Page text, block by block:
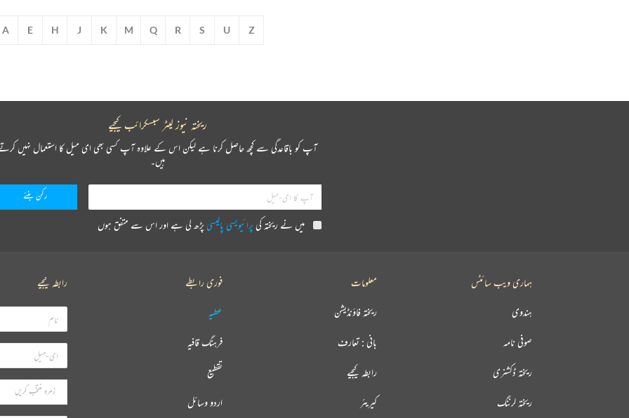
A E H J K M Q R S U Z
ریختہ نیوز لیٹر سبسکرائب کیجیے
آپ کو باقاعدگی سے کچھ حاصل کرنا ہے لیکن اس کے علاوہ آپ کسی بھی ای میل کا استعمال نہیں
ہیں۔
میں نے ریختہ کیپرائیویسی پالیسیپڑھ لی ہے اور اس سے متفق ہوں
فوری رابطے
عطیہ
فرہنگ قافیہ
تقطیع
اردو وسائل
معلومات
ریختہ فاؤنڈیشن
بانی : تعارف
رابطہ کیجیے
کیریئر
ہماری ویب سائٹس
ہندوی
صوفی نامہ
ریختہ ڈکشنری
ریختہ لرننگ
رابطہ کیجیے